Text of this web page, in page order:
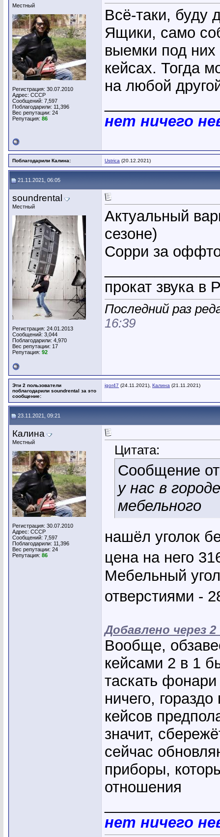
Местный
Регистрация: 30.07.2010
Адрес: СССР
Сообщений: 7,597
Поблагодарили: 11,396
Вес репутации: 24
Репутация: 86
Всё-таки, буду
Ящики, само
выемки под них
кейсах. Тогда
на любой
нет ничего
Поблагодарили Калина: Ustrica (20.12.2021)
21.11.2021, 06:05
soundrental
Местный
Регистрация: 24.01.2013
Сообщений: 3,044
Поблагодарили: 4,970
Вес репутации: 17
Репутация: 92
Актуальный
сезоне)
Сорри за
прокат звука в
Последний раз
16:39
Эти 2 пользователи
поблагодарили soundrental за это
сообщение:
igor47 (24.11.2021), Калина (21.11.2021)
23.11.2021, 09:21
Калина
Местный
Регистрация: 30.07.2010
Адрес: СССР
Сообщений: 7,597
Поблагодарили: 11,396
Вес репутации: 24
Репутация: 86
Цитата:
Сообщение
у нас в
мебельного
нашёл уголок
цена на него
Мебельный
отверстиями -
Добавлено через
Вообще,
кейсами 2 в 1
таскать
ничего,
кейсов
значит,
сейчас
приборы,
отношения
нет ничего